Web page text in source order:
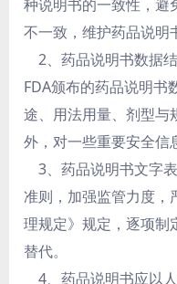
种说明书的一致性，避
不一致，维护药品说明
2、药品说明书数据
FDA颁布的药品说明书
途、用法用量、剂型与
外，对一些重要安全信
3、药品说明书文字
准则，加强监管力度，
理规定》规定，逐项制
替代。
4、药品说明书应以